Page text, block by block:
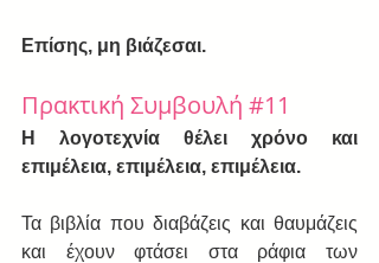
Επίσης, μη βιάζεσαι.
Πρακτική Συμβουλή #11
Η λογοτεχνία θέλει χρόνο και
επιμέλεια, επιμέλεια, επιμέλεια.
Τα βιβλία που διαβάζεις και θαυμάζεις
και έχουν φτάσει στα ράφια των